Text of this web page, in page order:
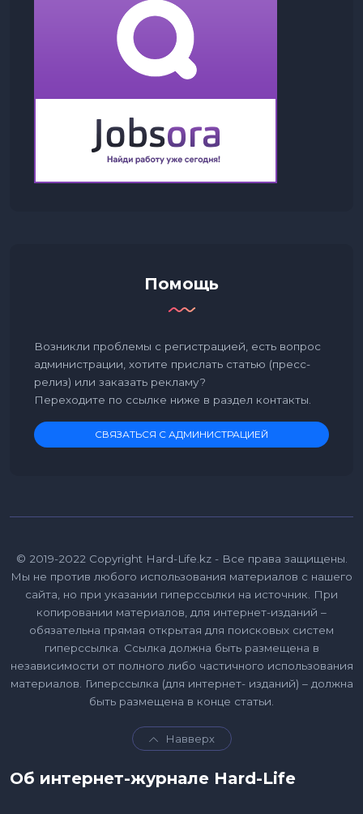
Помощь
Возникли проблемы с регистрацией, есть вопрос
администрации, хотите прислать статью (пресс-
релиз) или заказать рекламу?
Переходите по ссылке ниже в раздел контакты.
СВЯЗАТЬСЯ С АДМИНИСТРАЦИЕЙ
© 2019-2022 Copyright Hard-Life.kz - Все права защищены.
Мы не против любого использования материалов с нашего
сайта, но при указании гиперссылки на источник. При
копировании материалов, для интернет-изданий –
обязательна прямая открытая для поисковых систем
гиперссылка. Ссылка должна быть размещена в
независимости от полного либо частичного использования
материалов. Гиперссылка (для интернет- изданий) – должна
быть размещена в конце статьи.
Навверх
Об интернет-журнале Hard-Life